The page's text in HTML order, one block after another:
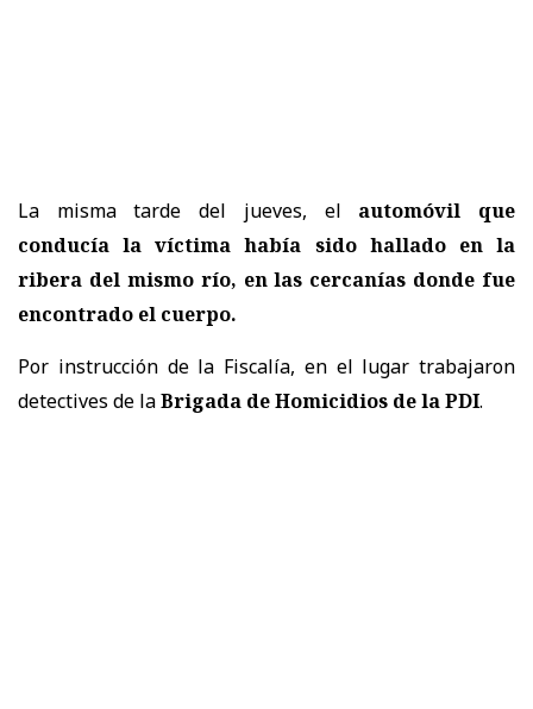
La misma tarde del jueves, el automóvil que
conducía la víctima había sido hallado en la
ribera del mismo río, en las cercanías donde fue
encontrado el cuerpo.
Por instrucción de la Fiscalía, en el lugar trabajaron
detectives de laBrigada de Homicidios de la PDI.